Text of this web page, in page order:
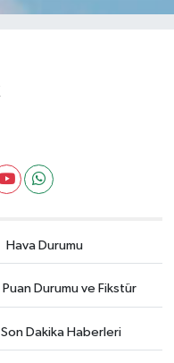
Hava Durumu
Puan Durumu ve Fikstür
Son Dakika Haberleri